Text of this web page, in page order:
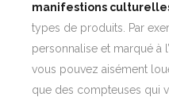
manifestions
types de produits. Par
personnalise et marqué à
vous pouvez aisément
que des compteuses qui